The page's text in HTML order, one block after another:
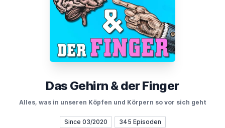
Das Gehirn & der Finger
Alles, was in unseren Köpfen und Körpern so vor sich geht
Since 03/2020 345 Episoden